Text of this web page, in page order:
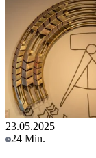
23.05.2025
24 Min.